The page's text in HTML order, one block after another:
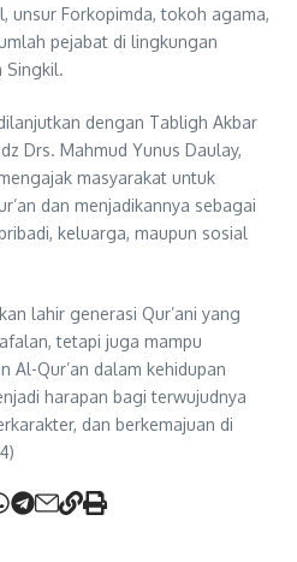
unsur Forkopimda, tokoh agama,
pejabat di lingkungan
Singkil.
dengan Tabligh Akbar
Drs. Mahmud Yunus Daulay,
masyarakat untuk
dan menjadikannya sebagai
keluarga, maupun sosial
lahir generasi Qur’ani yang
tetapi juga mampu
Al-Qur’an dalam kehidupan
harapan bagi terwujudnya
dan berkemajuan di